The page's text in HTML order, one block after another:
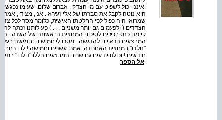
הוא נוטה לקבל את סברתו של אלי זעירא . אני, מצידי,
שמרואן היה כפול לפי החלטתו האישית, כלומר מסר לכל
קיימנו כנס בכירים לסיכום המחצית הראשונה של השנה .
המבצעים הראויים להדגשה . מסרו לי חמישים וחמישה בעלי
חודשים ! וכולנו יודעים גם שרוב המבצעים הללו "נולדו"
אל הספר